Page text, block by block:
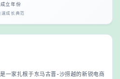
成立年份
速成长典范
是一家扎根于东马古晋-沙捞越的新锐电商